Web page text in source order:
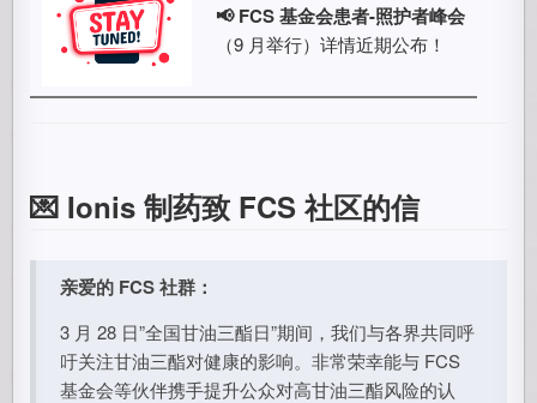
📢 FCS 基金会患者-照护者峰会
（9 月举行）详情近期公布！
💌 Ionis 制药致 FCS 社区的信
亲爱的 FCS 社群：
3 月 28 日”全国甘油三酯日”期间，我们与各界共同呼
吁关注甘油三酯对健康的影响。非常荣幸能与 FCS
基金会等伙伴携手提升公众对高甘油三酯风险的认